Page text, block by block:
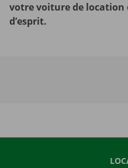
votre voiture de
d’esprit.